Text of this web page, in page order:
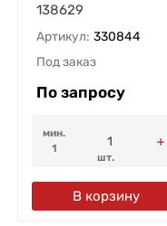
138629
Артикул: 330844
Под заказ
По запросу
мин.
1
шт.
В корзину